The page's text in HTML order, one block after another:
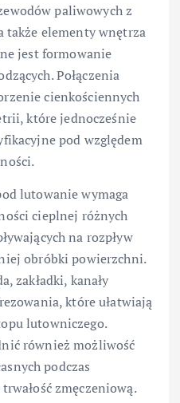
paliwowych z
także elementy wnętrza
jest formowanie
Połączenia
cienkościennych
które jednocześnie
pod względem
lutowanie wymaga
cieplnej różnych
na rozpływ
obróbki powierzchni.
zakładki, kanały
które ułatwiają
lutowniczego.
również możliwość
podczas
zmęczeniową.